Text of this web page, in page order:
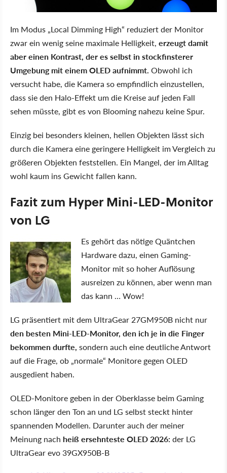
Im Modus „Local Dimming High“ reduziert der Monitor
zwar ein wenig seine maximale Helligkeit, erzeugt damit
aber einen Kontrast, der es selbst in stockfinsterer
Umgebung mit einem OLED aufnimmt. Obwohl ich
versucht habe, die Kamera so empfindlich einzustellen,
dass sie den Halo-Effekt um die Kreise auf jeden Fall
sehen müsste, gibt es von Blooming nahezu keine Spur.
Einzig bei besonders kleinen, hellen Objekten lässt sich
durch die Kamera eine geringere Helligkeit im Vergleich zu
größeren Objekten feststellen. Ein Mangel, der im Alltag
wohl kaum ins Gewicht fallen kann.
Fazit zum Hyper Mini-LED-Monitor
von LG
Es gehört das nötige Quäntchen
Hardware dazu, einen Gaming-
Monitor mit so hoher Auflösung
ausreizen zu können, aber wenn man
das kann … Wow!
LG präsentiert mit dem UltraGear 27GM950B nicht nur
den besten Mini-LED-Monitor, den ich je in die Finger
bekommen durfte, sondern auch eine deutliche Antwort
auf die Frage, ob „normale“ Monitore gegen OLED
ausgedient haben.
OLED-Monitore geben in der Oberklasse beim Gaming
schon länger den Ton an und LG selbst steckt hinter
spannenden Modellen. Darunter auch der meiner
Meinung nach heiß ersehnteste OLED 2026:der LG
UltraGear evo 39GX950B-B